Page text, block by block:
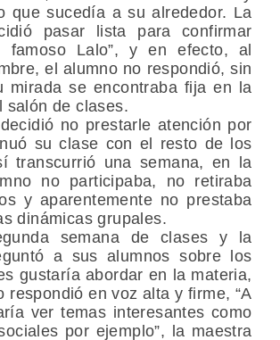
que sucedía a su alrededor. La
pasar lista para confirmar
famoso Lalo”, y en efecto, al
el alumno no respondió, sin
mirada se encontraba fija en la
salón de clases.
no prestarle atención por
su clase con el resto de los
transcurrió una semana, en la
no participaba, no retiraba
y aparentemente no prestaba
dinámicas grupales.
semana de clases y la
a sus alumnos sobre los
gustaría abordar en la materia,
respondió en voz alta y firme, “A
ver temas interesantes como
por ejemplo”, la maestra